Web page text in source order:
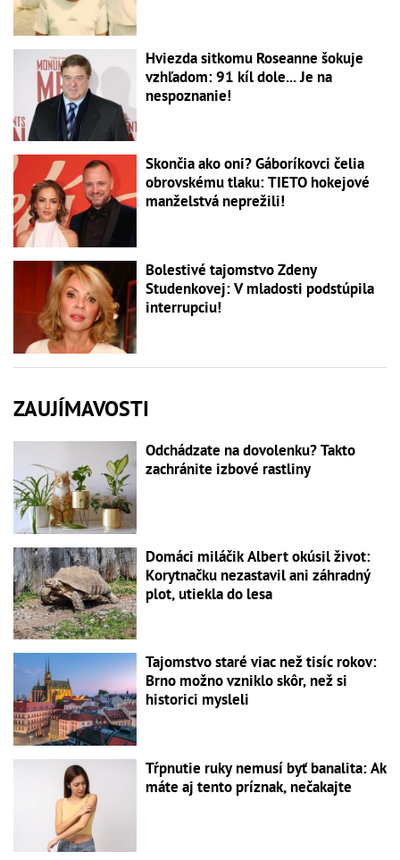
Hviezda sitkomu Roseanne šokuje
vzhľadom: 91 kíl dole... Je na
nespoznanie!
Skončia ako oni? Gáboríkovci čelia
obrovskému tlaku: TIETO hokejové
manželstvá neprežili!
Bolestivé tajomstvo Zdeny
Studenkovej: V mladosti podstúpila
interrupciu!
ZAUJÍMAVOSTI
Odchádzate na dovolenku? Takto
zachránite izbové rastliny
Domáci miláčik Albert okúsil život:
Korytnačku nezastavil ani záhradný
plot, utiekla do lesa
Tajomstvo staré viac než tisíc rokov:
Brno možno vzniklo skôr, než si
historici mysleli
Tŕpnutie ruky nemusí byť banalita: Ak
máte aj tento príznak, nečakajte